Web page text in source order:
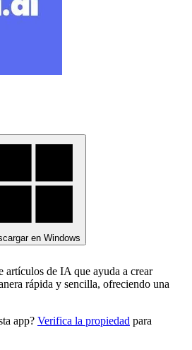
en Windows
artículos de IA que ayuda a crear
rápida y sencilla, ofreciendo una
app? Verifica la propiedad para